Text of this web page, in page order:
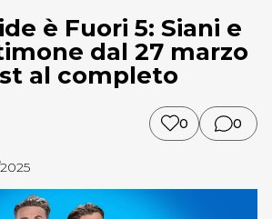
è Fuori 5: Siani e
dal 27 marzo
al completo
0 0